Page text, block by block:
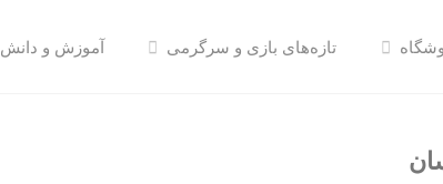
تازه‌های بازی و سرگرمی آموزش و دانش